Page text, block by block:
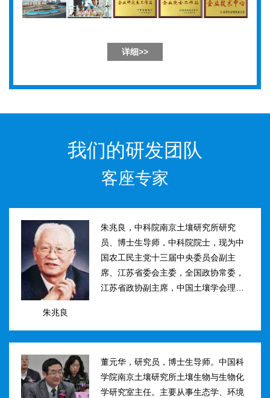
详细>>
我们的研发团队
客座专家
朱兆良
朱兆良，中科院南京土壤研究所研究
员、博士生导师，中科院院士，现为中
国农工民主党十三届中央委员会副主
席、江苏省委会主委，全国政协常委，
江苏省政协副主席，中国土壤学会理事
国家、中科院、江苏省科技进步奖和自
董元华，研究员，博士生导师。中国科
学院南京土壤研究所土壤生物与生物化
学研究室主任。主要从事生态学、环境